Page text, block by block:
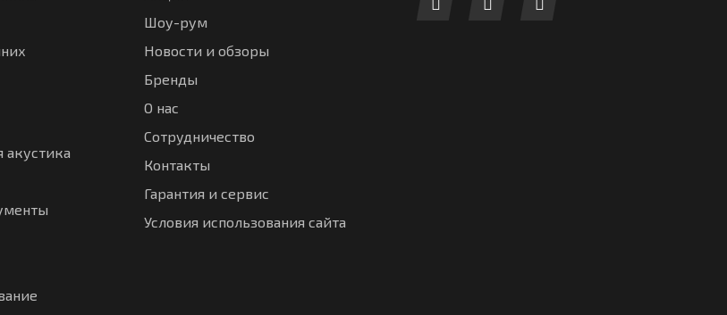
акустика
Шоу-рум
Новости и обзоры
Бренды
О нас
Сотрудничество
Контакты
Гарантия и сервис
Условия использования сайта